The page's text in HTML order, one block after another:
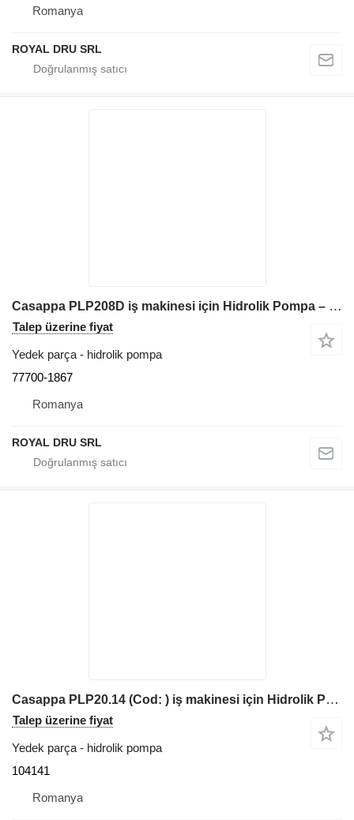
Romanya
ROYAL DRU SRL
Casappa PLP208D iş makinesi için Hidrolik Pompa – Kod 77700 1867 77700-1867
Talep üzerine fiyat
Yedek parça - hidrolik pompa
77700-1867
Romanya
ROYAL DRU SRL
Casappa PLP20.14 (Cod: ) iş makinesi için Hidrolik Pompa 104141
Talep üzerine fiyat
Yedek parça - hidrolik pompa
104141
Romanya